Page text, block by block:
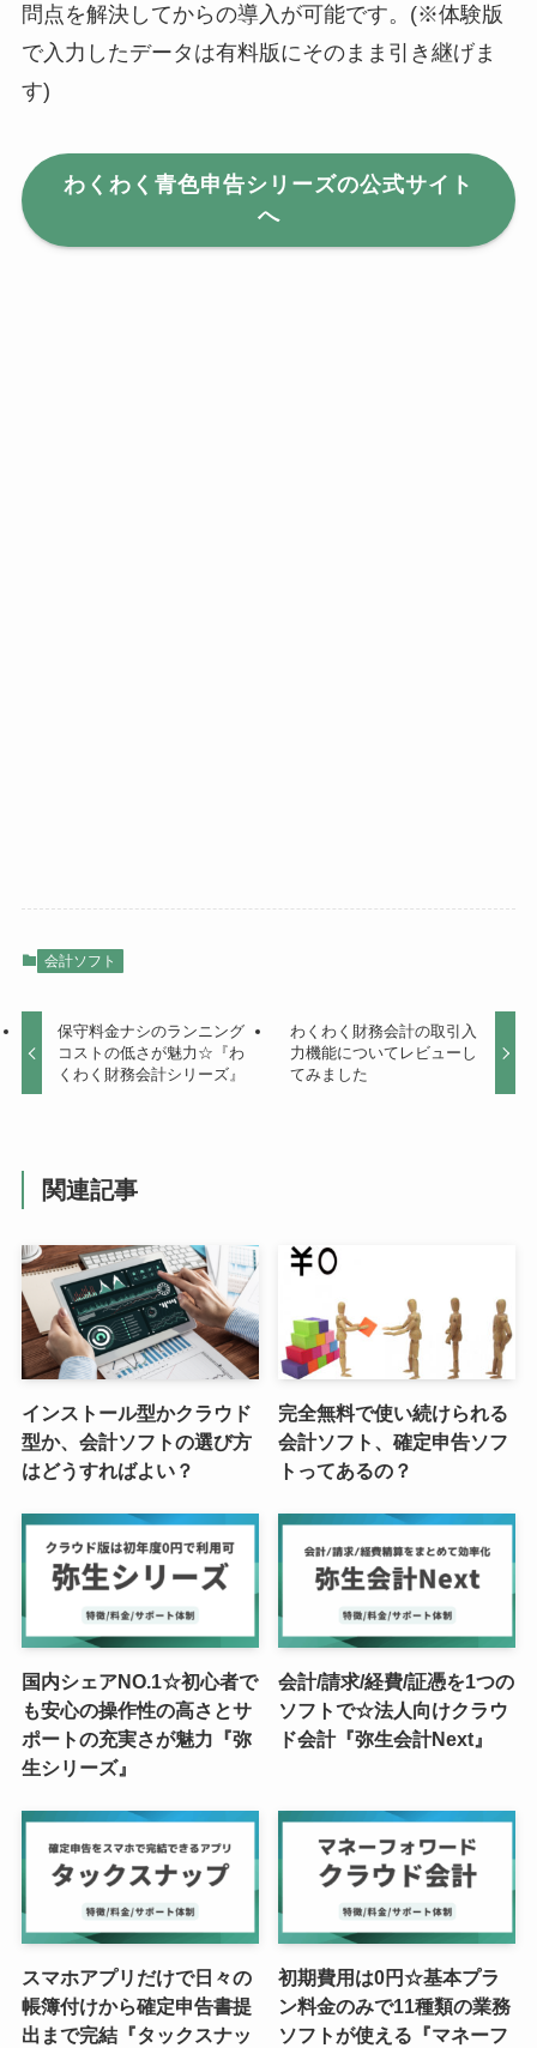
問点を解決してからの導入が可能です。(※体験版
で入力したデータは有料版にそのまま引き継げま
す)
わくわく青色申告シリーズの公式サイト
へ
会計ソフト
保守料金ナシのランニング
コストの低さが魅力☆『わ
くわく財務会計シリーズ』
わくわく財務会計の取引入
力機能についてレビューし
てみました
関連記事
インストール型かクラウド
型か、会計ソフトの選び方
はどうすればよい？
完全無料で使い続けられる
会計ソフト、確定申告ソフ
トってあるの？
国内シェアNO.1☆初心者で
も安心の操作性の高さとサ
ポートの充実さが魅力『弥
生シリーズ』
会計/請求/経費/証憑を1つの
ソフトで☆法人向けクラウ
ド会計『弥生会計Next』
スマホアプリだけで日々の
帳簿付けから確定申告書提
出まで完結『タックスナッ
初期費用は0円☆基本プラ
ン料金のみで11種類の業務
ソフトが使える『マネーフ